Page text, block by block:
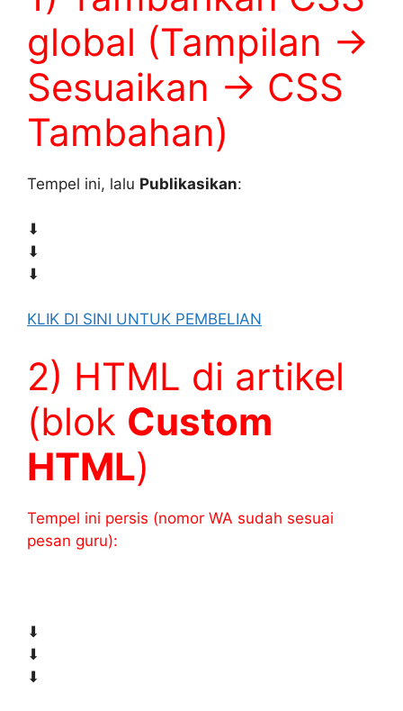
global (Tampilan →
Sesuaikan → CSS
Tambahan)
Tempel ini, lalu Publikasikan:
⬇
⬇
⬇
KLIK DI SINI UNTUK PEMBELIAN
2) HTML di artikel
(blok Custom
HTML)
Tempel ini persis (nomor WA sudah sesuai
pesan guru):
⬇
⬇
⬇